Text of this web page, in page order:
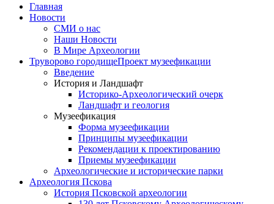
Главная
Новости
СМИ о нас
Наши Новости
В Мире Археологии
Труворово городищеПроект музеефикации
Введение
История и Ландшафт
Историко-Археологический очерк
Ландшафт и геология
Музеефикация
Форма музеефикации
Принципы музеефикации
Рекомендации к проектированию
Приемы музеефикации
Археологические и исторические парки
Археология Пскова
История Псковской археологии